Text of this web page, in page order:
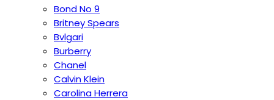
Bond No 9
Britney Spears
Bvlgari
Burberry
Chanel
Calvin Klein
Carolina Herrera